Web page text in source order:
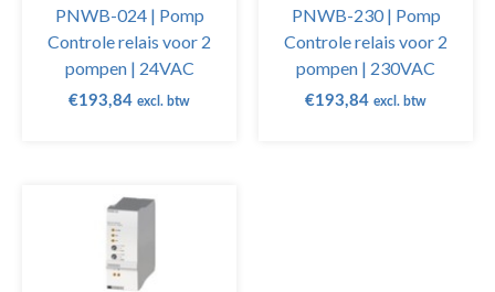
PNWB-024 | Pomp
Controle relais voor 2
pompen | 24VAC
€193,84 excl. btw
PNWB-230 | Pomp
Controle relais voor 2
pompen | 230VAC
€193,84 excl. btw